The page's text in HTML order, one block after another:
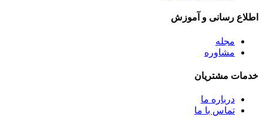
اطلاع رسانی و آموزش
مجله
مشاوره
خدمات مشتریان
درباره ما
تماس با ما